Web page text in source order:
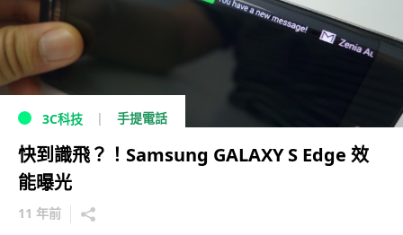
3C科技 手提電話
快到識飛？！Samsung GALAXY S Edge 效
能曝光
11 年前